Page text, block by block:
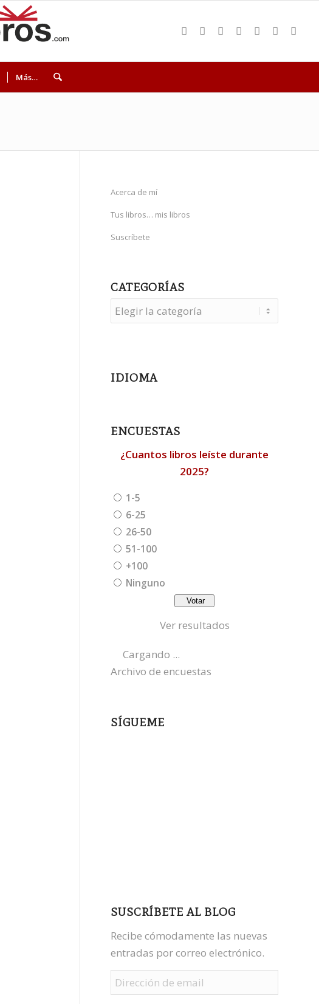
Más…
Acerca de mí
Tus libros… mis libros
Suscríbete
CATEGORÍAS
Categorías
IDIOMA
ENCUESTAS
¿Cuantos libros leíste durante
2025?
1-5
6-25
26-50
51-100
+100
Ninguno
Ver resultados
Cargando ...
Archivo de encuestas
SÍGUEME
SUSCRÍBETE AL BLOG
Recibe cómodamente las nuevas
entradas por correo electrónico.
Dirección
de